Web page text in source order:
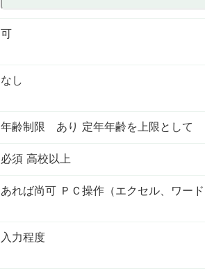
可
なし
年齢制限 あり 定年年齢を上限として
必須 高校以上
あれば尚可 ＰＣ操作（エクセル、ワー
入力程度